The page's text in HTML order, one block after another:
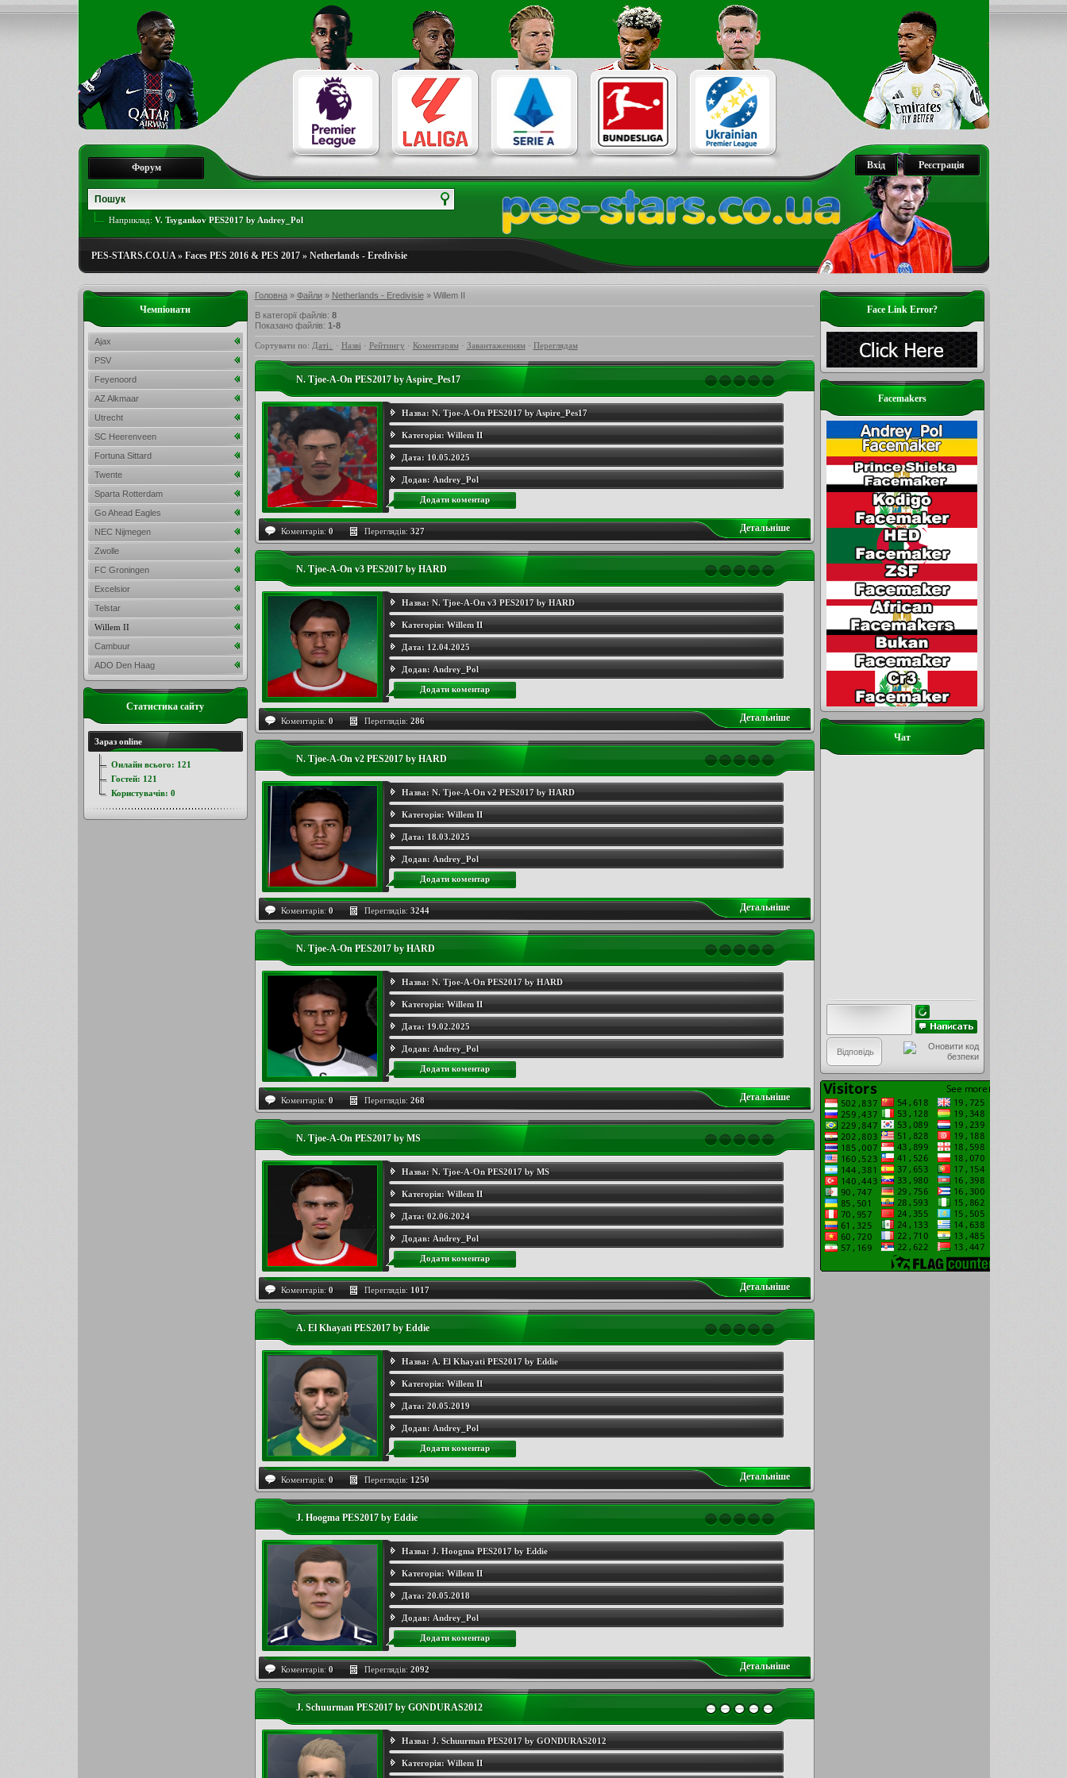
Реєстрація
Вхід
Форум
Наприклад: V. Tsygankov PES2017 by Andrey_Pol
PES-STARS.CO.UA» Faces PES 2016 & PES 2017» Netherlands - Eredivisie
Головна» Файли» Netherlands - Eredivisie» Willem II
В категорії файлів: 8
Показано файлів: 1-8
Сортувати по: Даті · Назві · Рейтингу · Коментарям· Завантаженням· Переглядам
N. Tjoe-A-On PES2017 by Aspire_Pes17
Назва: N. Tjoe-A-On PES2017 by Aspire_Pes17
Категорія: Willem II
Дата: 10.05.2025
Додав: Andrey_Pol
Додати коментар
Коментарів: 0 Переглядів: 327 Детальнiше
N. Tjoe-A-On v3 PES2017 by HARD
Назва: N. Tjoe-A-On v3 PES2017 by HARD
Категорія: Willem II
Дата: 12.04.2025
Додав: Andrey_Pol
Додати коментар
Коментарів: 0 Переглядів: 286 Детальнiше
N. Tjoe-A-On v2 PES2017 by HARD
Назва: N. Tjoe-A-On v2 PES2017 by HARD
Категорія: Willem II
Дата: 18.03.2025
Додав: Andrey_Pol
Додати коментар
Коментарів: 0 Переглядів: 3244 Детальнiше
N. Tjoe-A-On PES2017 by HARD
Назва: N. Tjoe-A-On PES2017 by HARD
Категорія: Willem II
Дата: 19.02.2025
Додав: Andrey_Pol
Додати коментар
Коментарів: 0 Переглядів: 268 Детальнiше
N. Tjoe-A-On PES2017 by MS
Назва: N. Tjoe-A-On PES2017 by MS
Категорія: Willem II
Дата: 02.06.2024
Додав: Andrey_Pol
Додати коментар
Коментарів: 0 Переглядів: 1017 Детальнiше
A. El Khayati PES2017 by Eddie
Назва: A. El Khayati PES2017 by Eddie
Категорія: Willem II
Дата: 20.05.2019
Додав: Andrey_Pol
Додати коментар
Коментарів: 0 Переглядів: 1250 Детальнiше
J. Hoogma PES2017 by Eddie
Назва: J. Hoogma PES2017 by Eddie
Категорія: Willem II
Дата: 20.05.2018
Додав: Andrey_Pol
Додати коментар
Коментарів: 0 Переглядів: 2092 Детальнiше
J. Schuurman PES2017 by GONDURAS2012
Назва: J. Schuurman PES2017 by GONDURAS2012
Категорія: Willem II
Face Link Error?
Facemakers
Чат
Чемпіонати
Ajax
PSV
Feyenoord
AZ Alkmaar
Utrecht
SC Heerenveen
Fortuna Sittard
Twente
Sparta Rotterdam
Go Ahead Eagles
NEC Nijmegen
Zwolle
FC Groningen
Excelsior
Telstar
Willem II
Cambuur
ADO Den Haag
Статистика сайту
Зараз online
Онлайн всього: 121
Гостей: 121
Користувачів: 0